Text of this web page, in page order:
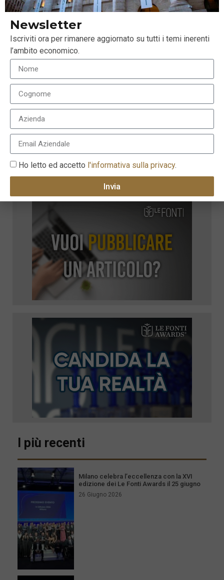
Value investing: il valore della gestione attiva
11 Aprile 2018
I più recenti
Milano celebra l’eccellenza con la XVI
edizione dei Le Fonti Awards il 25 giugno
26 Giugno 2026
Newsletter
Iscriviti ora per rimanere aggiornato su tutti i temi inerenti
l’ambito economico.
Ho letto ed accetto l'informativa sulla privacy.
Invia